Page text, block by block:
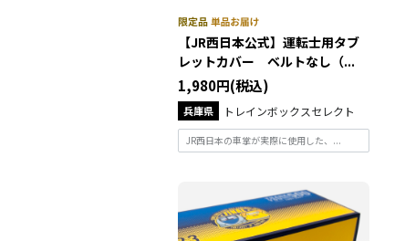
【JR西日本公式】運転士用タブ
レットカバー ベルトなし（...
1,980円(税込)
兵庫県 トレインボックスセレクト
JR西日本の車掌が実際に使用した、...